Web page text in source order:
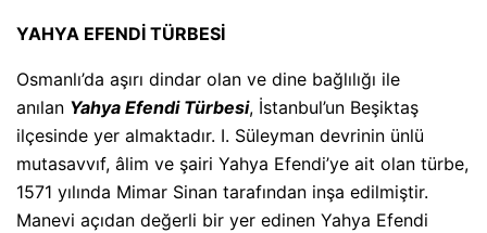
YAHYA EFENDİ TÜRBESİ
Osmanlı’da aşırı dindar olan ve dine bağlılığı ile
anılan Yahya Efendi Türbesi, İstanbul’un Beşiktaş
ilçesinde yer almaktadır. I. Süleyman devrinin ünlü
mutasavvıf, âlim ve şairi Yahya Efendi’ye ait olan türbe,
1571 yılında Mimar Sinan tarafından inşa edilmiştir.
Manevi açıdan değerli bir yer edinen Yahya Efendi